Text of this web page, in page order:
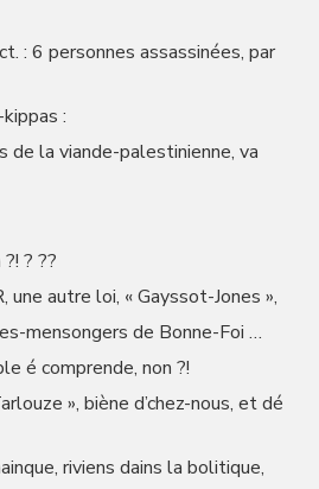
: 6 personnes assassinées, par
:
de la viande-palestinienne, va
? ??
autre loi, « Gayssot-Jones »,
mensongers de Bonne-Foi …
é comprende, non ?!
», biène d’chez-nous, et dé
riviens dains la bolitique,